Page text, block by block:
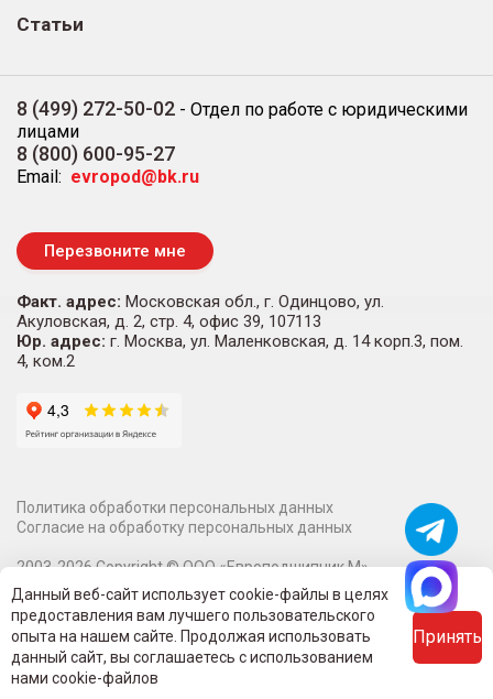
Статьи
8 (499) 272-50-02 - Отдел по работе с юридическими
лицами
8 (800) 600-95-27
Email: evropod@bk.ru
Перезвоните мне
Факт. адрес: Московская обл., г. Одинцово, ул.
Акуловская, д. 2, стр. 4, офис 39, 107113
Юр. адрес: г. Москва, ул. Маленковская, д. 14 корп.3, пом.
4, ком.2
Политика обработки персональных данных
Согласие на обработку персональных данных
2003-2026Copyright ©ООО «Европодшипник М»
Информация на сайте о технических характеристиках,
наличии на складе, стоимости и изображениях товаров не
является публичной офертой.
Вся информация на сайте - собственность интернет-магазина
Evropodshipnikm.ru.
Все права защищены.
Данный веб-сайт использует cookie-файлы в целях
предоставления вам лучшего пользовательского
опыта на нашем сайте. Продолжая использовать
данный сайт, вы соглашаетесь с использованием
нами cookie-файлов
Принять